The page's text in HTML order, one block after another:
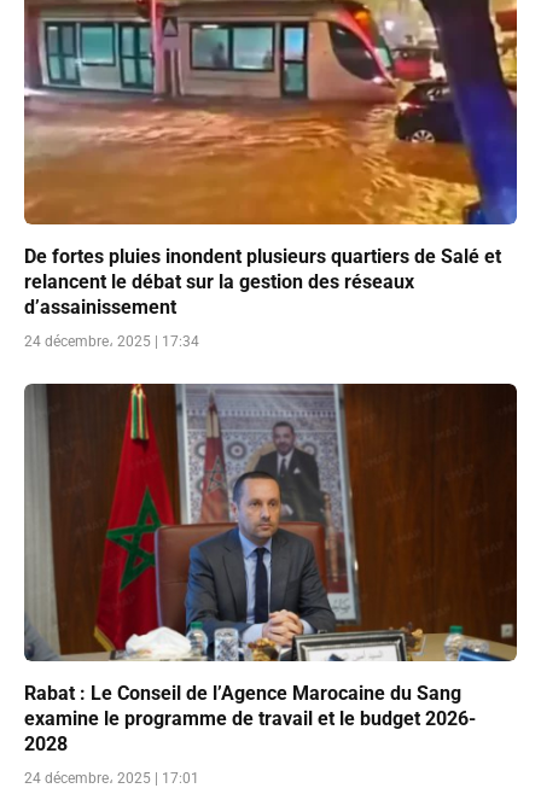
De fortes pluies inondent plusieurs quartiers de Salé et
relancent le débat sur la gestion des réseaux
d’assainissement
24 décembre، 2025 | 17:34
Rabat : Le Conseil de l’Agence Marocaine du Sang
examine le programme de travail et le budget 2026-
2028
24 décembre، 2025 | 17:01